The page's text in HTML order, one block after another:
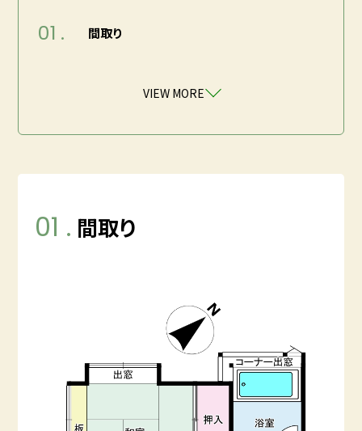
01 . 間取り
VIEW MORE
01 . 間取り